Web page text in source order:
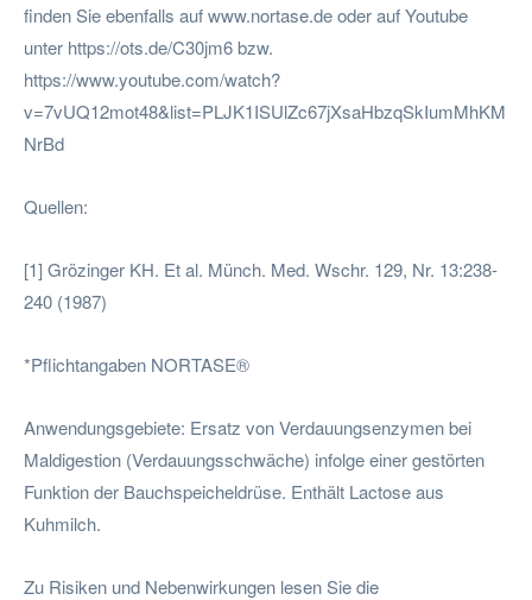
finden Sie ebenfalls auf www.nortase.de oder auf Youtube
unter https://ots.de/C30jm6 bzw.
https://www.youtube.com/watch?
v=7vUQ12mot48&list=PLJK1ISUlZc67jXsaHbzqSkIumMhKM
NrBd
Quellen:
[1] Grözinger KH. Et al. Münch. Med. Wschr. 129, Nr. 13:238-
240 (1987)
*Pflichtangaben NORTASE®
Anwendungsgebiete: Ersatz von Verdauungsenzymen bei
Maldigestion (Verdauungsschwäche) infolge einer gestörten
Funktion der Bauchspeicheldrüse. Enthält Lactose aus
Kuhmilch.
Zu Risiken und Nebenwirkungen lesen Sie die